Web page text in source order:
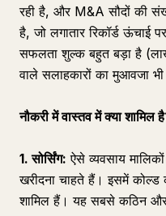
रही है, और M&A सौदों की
है, जो लगातार रिकॉर्ड ऊंचाई
सफलता शुल्क बहुत बड़ा है
वाले सलाहकारों का मुआवजा
नौकरी में वास्तव में क्या शामिल
1. सोर्सिंग: ऐसे व्यवसाय
खरीदना चाहते हैं। इसमें
शामिल हैं। यह सबसे कठिन और